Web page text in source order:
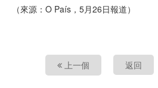
（來源：O País，5月26日報道）
上一個 返回